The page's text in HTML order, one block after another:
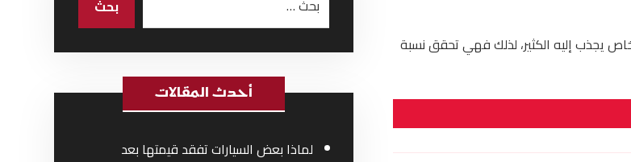
خاص يجذب إليه الكثير، لذلك فهي تحقق نسبة
أحدث المقالات
لماذا بعض السيارات تفقد قيمتها بعد